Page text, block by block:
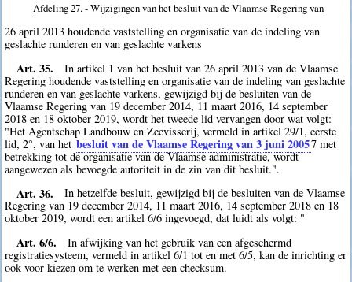
Afdeling 27. - Wijzigingen van het besluit van de Vlaamse Regering van
26 april 2013 houdende vaststelling en organisatie van de indeling van
geslachte runderen en van geslachte varkens
Art. 35.
In artikel 1 van het besluit van 26 april 2013 van de Vlaamse
Regering houdende vaststelling en organisatie van de indeling van geslachte
runderen en van geslachte varkens, gewijzigd bij de besluiten van de
Vlaamse Regering van 19 december 2014, 11 maart 2016, 14 september
2018 en 18 oktober 2019, wordt het tweede lid vervangen door wat volgt:
"Het Agentschap Landbouw en Zeevisserij, vermeld in artikel 29/1, eerste
lid, 2°, van het besluit van de Vlaamse Regering van 3 juni 20057 met
betrekking tot de organisatie van de Vlaamse administratie, wordt
aangewezen als bevoegde autoriteit in de zin van dit besluit.".
Art. 36.
In hetzelfde besluit, gewijzigd bij de besluiten van de Vlaamse
Regering van 19 december 2014, 11 maart 2016, 14 september 2018 en 18
oktober 2019, wordt een artikel 6/6 ingevoegd, dat luidt als volgt: "
Art. 6/6.
In afwijking van het gebruik van een afgeschermd
registratiesysteem, vermeld in artikel 6/1 tot en met 6/5, kan de inrichting er
ook voor kiezen om te werken met een checksum.